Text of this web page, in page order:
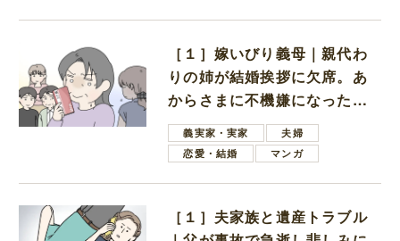
［１］嫁いびり義母｜親代わ
りの姉が結婚挨拶に欠席。あ
からさまに不機嫌になった義
母義実家・実家
夫婦
恋愛・結婚
マンガ
［１］夫家族と遺産トラブル